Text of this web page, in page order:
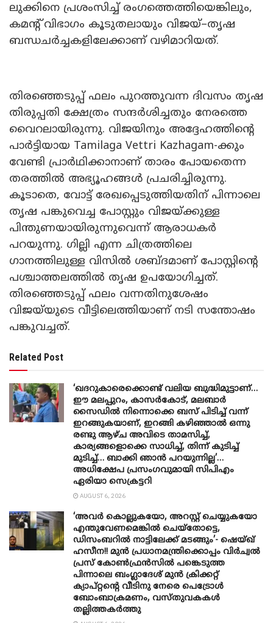
ലുക്കിനെ പ്രശംസിച്ച് രംഗത്തെത്തിയെങ്കിലും,
കമന്റ് വിഭാഗം കൂടുതലായും വിജയ്–തൃഷ
ബന്ധചർച്ചകളിലേക്കാണ് വഴിമാറിയത്.
തിരഞ്ഞെടുപ്പ് ഫലം പുറത്തുവന്ന ദിവസം തൃഷ
തിരുപ്പതി ക്ഷേത്രം സന്ദർശിച്ചതും നേരത്തെ
വൈറലായിരുന്നു. വിജയിനും അദ്ദേഹത്തിന്റെ
പാർട്ടിയായ Tamilaga Vettri Kazhagam-ക്കും
വേണ്ടി പ്രാർഥിക്കാനാണ് താരം പോയതെന്ന
തരത്തിൽ അഭ്യൂഹങ്ങൾ പ്രചരിച്ചിരുന്നു.
കൂടാതെ, വോട്ട് രേഖപ്പെടുത്തിയതിന് പിന്നാലെ
തൃഷ പങ്കുവെച്ച പോസ്റ്റും വിജയ്ക്കുള്ള
പിന്തുണയായിരുന്നുവെന്ന് ആരാധകർ
പറയുന്നു. ഗില്ലി എന്ന ചിത്രത്തിലെ
ഗാനത്തിലുള്ള വിസിൽ ശബ്ദമാണ് പോസ്റ്റിന്റെ
പശ്ചാത്തലത്തിൽ തൃഷ ഉപയോഗിച്ചത്.
തിരഞ്ഞെടുപ്പ് ഫലം വന്നതിനുശേഷം
വിജയ്‍യുടെ വീട്ടിലെത്തിയാണ് നടി സന്തോഷം
പങ്കുവച്ചത്.
Related Post
‘ഖദറുകാരെക്കൊണ്ട് വലിയ ബുദ്ധിമുട്ടാണ്…
ഈ മലപ്പുറം, കാസർകോട്, മലബാർ
സൈഡിൽ നിന്നൊക്കെ ബസ് പിടിച്ച് വന്ന്
ഇറങ്ങുകയാണ്, ഇറങ്ങി കഴിഞ്ഞാൽ ഒന്നു
രണ്ടു ആഴ്ച അവിടെ താമസിച്ച്,
കാര്യങ്ങളൊക്കെ സാധിച്ച്, തിന്ന് കുടിച്ച്
മുടിച്ച്… ബാക്കി ഞാൻ പറയുന്നില്ല’…
അധിക്ഷേപ പ്രസംഗവുമായി സിപിഎം
ഏരിയാ സെക്രട്ടറി
AUGUST 6, 2026
‘അവർ കൊല്ലുകയോ, അറസ്റ്റ് ചെയ്യുകയോ
എന്തുവേണമെങ്കിൽ ചെയ്തോട്ടെ,
ഡിസംബറിൽ നാട്ടിലേക്ക് മടങ്ങും’- ഷെയ്ഖ്
ഹസീന!! മുൻ പ്രധാനമന്ത്രിക്കൊപ്പം വിർച്വൽ
പ്രസ് കോൺഫ്രൻസിൽ പങ്കെടുത്ത
പിന്നാലെ ബംഗ്ലാദേശ് മുൻ ക്രിക്കറ്റ്
ക്യാപ്റ്റന്റെ വീടിനു നേരെ പെട്രോൾ
ബോംബാക്രമണം, വസ്തുവകകൾ
തല്ലിത്തകർത്തു